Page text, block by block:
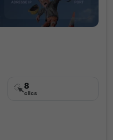
8
clics